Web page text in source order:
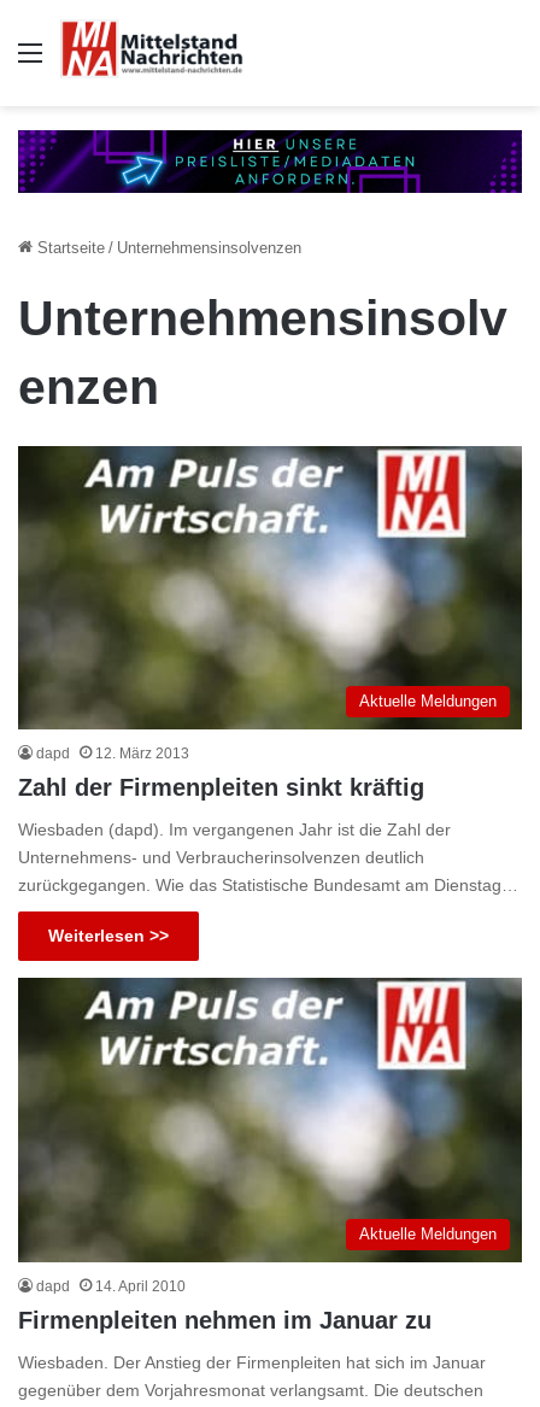
Auswahl
Startseite / Unternehmensinsolvenzen
Unternehmensinsolv
enzen
Aktuelle Meldungen
dapd 12. März 2013
Zahl der Firmenpleiten sinkt kräftig
Wiesbaden (dapd). Im vergangenen Jahr ist die Zahl der
Unternehmens- und Verbraucherinsolvenzen deutlich
zurückgegangen. Wie das Statistische Bundesamt am Dienstag…
Weiterlesen >>
Aktuelle Meldungen
dapd 14. April 2010
Firmenpleiten nehmen im Januar zu
Wiesbaden. Der Anstieg der Firmenpleiten hat sich im Januar
gegenüber dem Vorjahresmonat verlangsamt. Die deutschen